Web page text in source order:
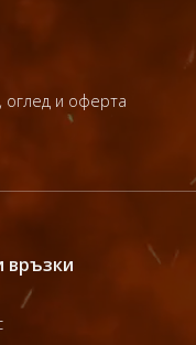
оглед и оферта
връзки